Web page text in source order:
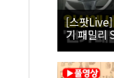
[스팟Live]
기 패밀리